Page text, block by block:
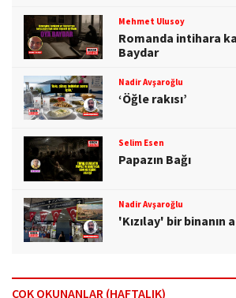
Mehmet Ulusoy
Romanda intihara
Baydar
Nadir Avşaroğlu
‘Öğle rakısı’
Selim Esen
Papazın Bağı
Nadir Avşaroğlu
'Kızılay' bir binanın
ÇOK OKUNANLAR (HAFTALIK)